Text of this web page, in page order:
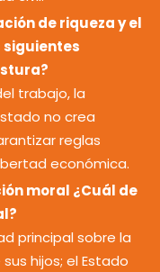
de riqueza y el
siguientes
trabajo, la
no crea
reglas
económica.
moral ¿Cuál de
principal sobre la
hijos; el Estado